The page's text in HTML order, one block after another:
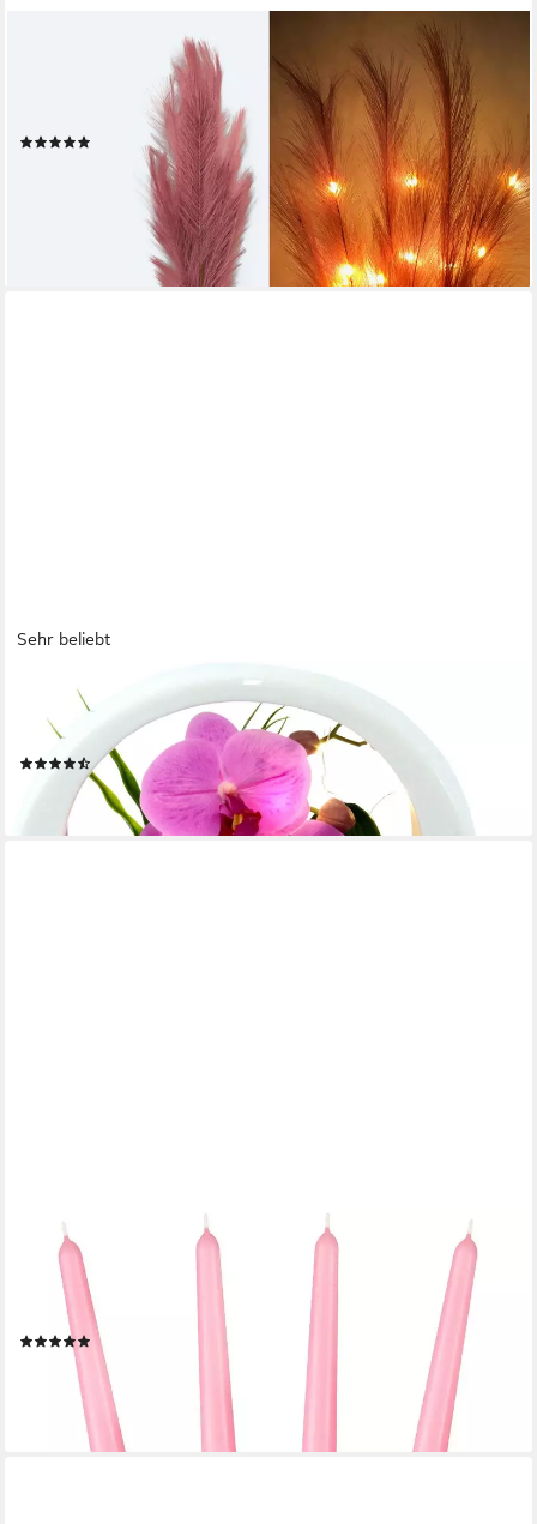
Kunstpflanze künstliches Pampasgras mit LED-Beleuchtung,
Timer - 80 bis 115 cm groß - Kunstgräser, Dekoration für
Frühling, Sommer, Herbst & Winter
34,99 €
lieferbar - in 2-3 Werktagen bei dir
+3
Sehr beliebt
OTTO HOME
Kunstorchidee Orchidee, Höhe 20 cm, im Keramiktopf, mit LED-
Beleuchtung
(43)
36,99 €
lieferbar - in 3-4 Werktagen bei dir
BRUBAKER
Spitzkerze für Kerzenständer und Kerzenhalter -
(Leuchterkerzen Set, 4-tlg), lange, tropffreie Deko Kerzen mit
langer Brenndauer
(2)
ab 6,49 €
lieferbar - in 2-3 Werktagen bei dir